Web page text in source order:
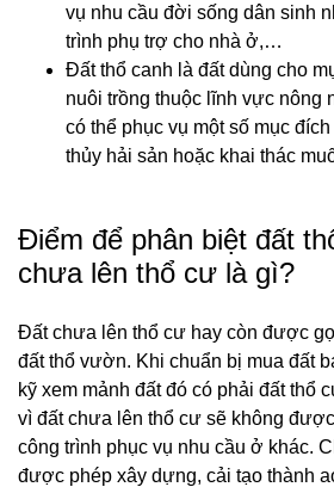
vụ nhu cầu đời sống dân sinh
trình phụ trợ cho nhà ở,…
Đất thổ canh là đất dùng cho
nuôi trồng thuộc lĩnh vực nông
có thể phục vụ một số mục
thủy hải sản hoặc khai thác
Điểm để phân biệt đất
chưa lên thổ cư là gì?
Đất chưa lên thổ cư hay còn được
đất thổ vườn. Khi chuẩn bị mua đất
kỹ xem mảnh đất đó có phải đất thổ
vì đất chưa lên thổ cư sẽ không
công trình phục vụ nhu cầu ở khác.
được phép xây dựng, cải tạo thành